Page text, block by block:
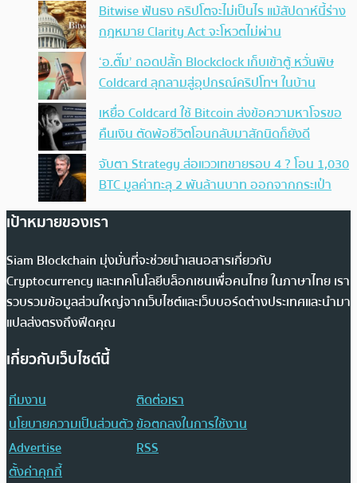
Bitwise ฟันธง คริปโตจะไม่เป็นไร แม้สัปดาห์นี้ร่าง
กฎหมาย Clarity Act จะโหวตไม่ผ่าน
‘อ.ตั๊ม’ ถอดปลั้ก Blockclock เก็บเข้าตู้ หวั่นพิษ
Coldcard ลุกลามสู่อุปกรณ์คริปโทฯ ในบ้าน
เหยื่อ Coldcard ใช้ Bitcoin ส่งข้อความหาโจรขอ
คืนเงิน ตัดพ้อชีวิตโอนกลับมาสักนิดก็ยังดี
จับตา Strategy ส่อแววเทขายรอบ 4 ? โอน 1,030
BTC มูลค่าทะลุ 2 พันล้านบาท ออกจากกระเป๋า
เป้าหมายของเรา
Siam Blockchain มุ่งมั่นที่จะช่วยนำเสนอสารเกี่ยวกับ
Cryptocurrency และเทคโนโลยีบล็อกเชนเพื่อคนไทย ในภาษาไทย เรา
รวบรวมข้อมูลส่วนใหญ่จากเว็บไซต์และเว็บบอร์ดต่างประเทศและนำมา
แปลส่งตรงถึงฟีดคุณ
เกี่ยวกับเว็บไซต์นี้
ทีมงาน
ติดต่อเรา
นโยบายความเป็นส่วนตัวข้อตกลงในการใช้งาน
Advertise
RSS
ตั้งค่าคุกกี้